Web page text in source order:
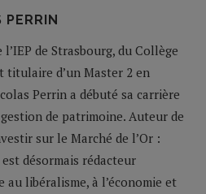
PERRIN
de Strasbourg, du Collège
titulaire d’un Master 2 en
Perrin a débuté sa carrière
de patrimoine. Auteur de
sur le Marché de l’Or :
désormais rédacteur
au libéralisme, à l’économie et